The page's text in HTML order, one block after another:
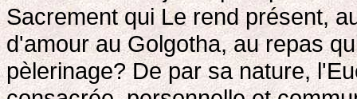
Sacrement qui Le rend présent,
d'amour au Golgotha, au repas
pèlerinage? De par sa nature,